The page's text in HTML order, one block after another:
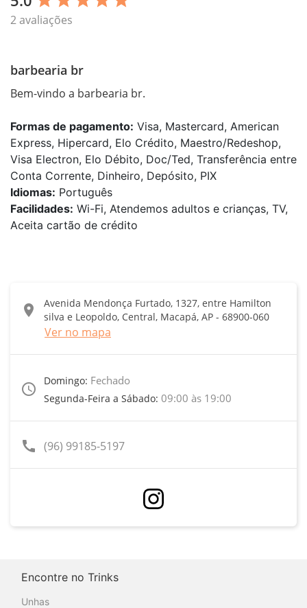
2 avaliações
barbearia br
Bem-vindo a barbearia br.
Formas de pagamento: Visa, Mastercard, American
Express, Hipercard, Elo Crédito, Maestro/Redeshop,
Visa Electron, Elo Débito, Doc/Ted, Transferência entre
Conta Corrente, Dinheiro, Depósito, PIX
Idiomas: Português
Facilidades: Wi-Fi, Atendemos adultos e crianças, TV,
Aceita cartão de crédito
location_on
Avenida Mendonça Furtado, 1327, entre Hamilton
silva e Leopoldo, Central, Macapá, AP - 68900-060
Ver no mapa
access_time
Domingo: Fechado
Segunda-Feira a Sábado: 09:00 às 19:00
call (96) 99185-5197
Encontre no Trinks
Unhas